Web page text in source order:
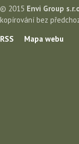
© 2015 Envi Group
kopírování bez
RSS
Mapa webu